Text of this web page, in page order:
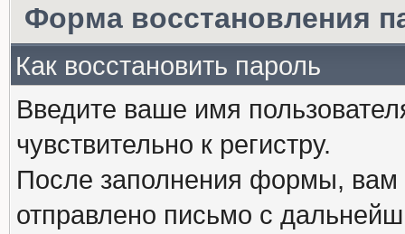
Форма восстановления
Как восстановить пароль
Введите ваше имя
чувствительно к регистру.
После заполнения формы, вам
отправлено письмо с